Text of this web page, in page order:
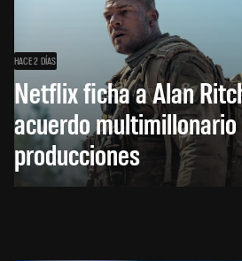
HACE 2 DÍAS
Netflix ficha a Alan
acuerdo
producciones